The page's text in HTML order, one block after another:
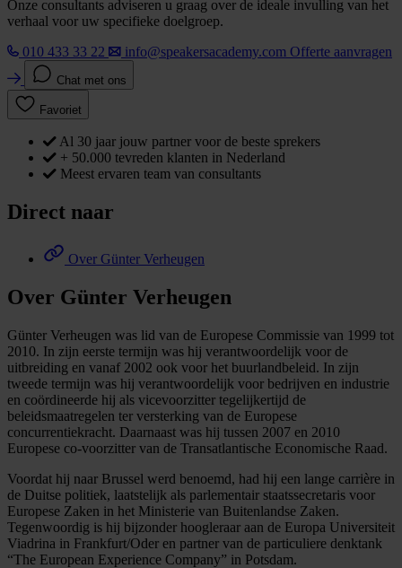
Onze consultants adviseren u graag over de ideale invulling van het
verhaal voor uw specifieke doelgroep.
010 433 33 22
info@speakersacademy.com Offerte aanvragen
Chat met ons
Favoriet
Al 30 jaar jouw partner voor de beste sprekers
+ 50.000 tevreden klanten in Nederland
Meest ervaren team van consultants
Direct naar
Over Günter Verheugen
Over Günter Verheugen
Günter Verheugen was lid van de Europese Commissie van 1999 tot
2010. In zijn eerste termijn was hij verantwoordelijk voor de
uitbreiding en vanaf 2002 ook voor het buurlandbeleid. In zijn
tweede termijn was hij verantwoordelijk voor bedrijven en industrie
en coördineerde hij als vicevoorzitter tegelijkertijd de
beleidsmaatregelen ter versterking van de Europese
concurrentiekracht. Daarnaast was hij tussen 2007 en 2010
Europese co-voorzitter van de Transatlantische Economische Raad.
Voordat hij naar Brussel werd benoemd, had hij een lange carrière in
de Duitse politiek, laatstelijk als parlementair staatssecretaris voor
Europese Zaken in het Ministerie van Buitenlandse Zaken.
Tegenwoordig is hij bijzonder hoogleraar aan de Europa Universiteit
Viadrina in Frankfurt/Oder en partner van de particuliere denktank
“The European Experience Company” in Potsdam.